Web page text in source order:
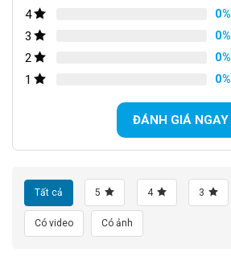
4
0%
3
0%
2
0%
1
0%
ĐÁNH GIÁ NGAY
Tất cả 5 4 3
Có video Có ảnh